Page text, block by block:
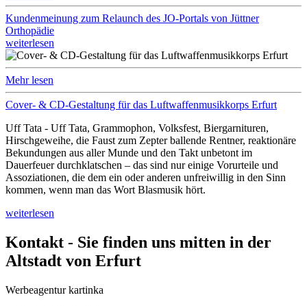
Kundenmeinung zum Relaunch des JO-Portals von Jüttner
Orthopädie
weiterlesen
Mehr lesen
Cover- & CD-Gestaltung für das Luftwaffenmusikkorps Erfurt
Uff Tata - Uff Tata, Grammophon, Volksfest, Biergarnituren,
Hirschgeweihe, die Faust zum Zepter ballende Rentner, reaktionäre
Bekundungen aus aller Munde und den Takt unbetont im
Dauerfeuer durchklatschen – das sind nur einige Vorurteile und
Assoziationen, die dem ein oder anderen unfreiwillig in den Sinn
kommen, wenn man das Wort Blasmusik hört.
weiterlesen
Kontakt - Sie finden uns mitten in der
Altstadt von Erfurt
Werbeagentur kartinka